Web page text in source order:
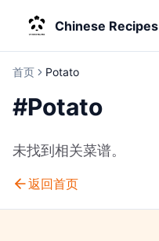
Chinese Recipes
首页 Potato
#Potato
未找到相关菜谱。
返回首页